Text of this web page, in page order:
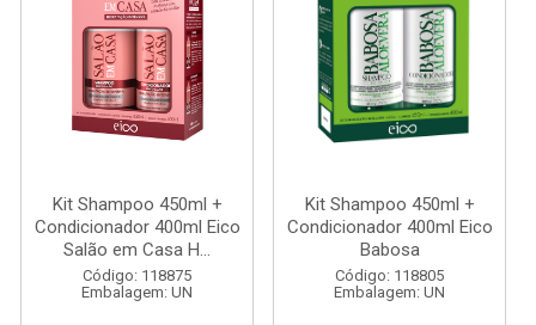
Kit Shampoo 450ml +
Condicionador 400ml Eico
Salão em Casa H...
Código: 118875
Embalagem: UN
Kit Shampoo 450ml +
Condicionador 400ml Eico
Babosa
Código: 118805
Embalagem: UN